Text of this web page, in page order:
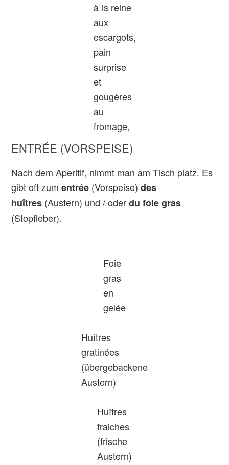
à la reine
aux
escargots,
pain
surprise
et
gougères
au
fromage,
ENTRÉE (VORSPEISE)
Nach dem Aperitif, nimmt man am Tisch platz. Es
gibt oft zumentrée (Vorspeise)des
huîtres (Austern) und / oderdu foie gras
(Stopfleber).
Foie
gras
en
gelée
Huîtres
gratinées
(übergebackene
Austern)
Huîtres
fraiches
(frische
Austern)